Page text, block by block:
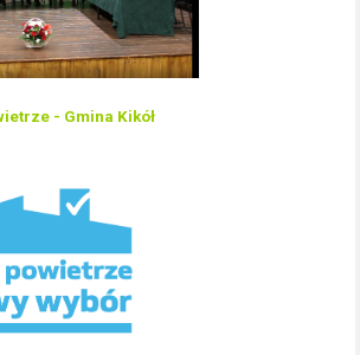
- Gmina Kikół